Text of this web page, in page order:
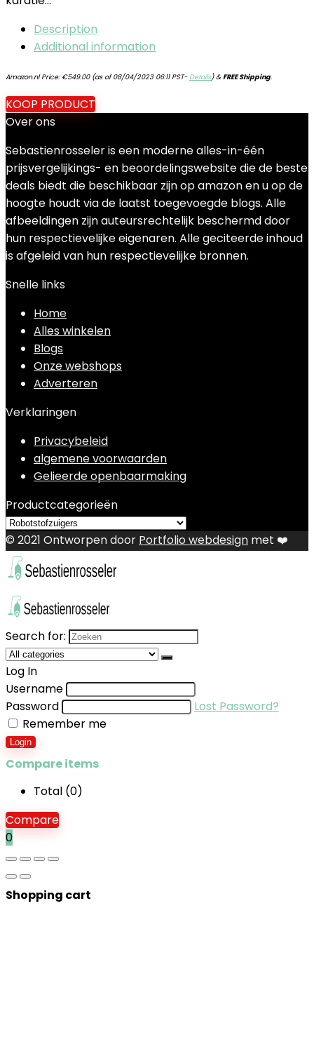
Description
Additional information
Amazon.nl Price: €549.00(as of 08/04/2023 06:11 PST- Details)&FREE Shipping.
KOOP PRODUCT
Over ons
Sebastienrosseler is een moderne alles-in-één
prijsvergelijkings- en beoordelingswebsite die de beste
deals biedt die beschikbaar zijn op amazon en u op de
hoogte houdt via de laatst toegevoegde blogs. Alle
afbeeldingen zijn auteursrechtelijk beschermd door
hun respectievelijke eigenaren. Alle geciteerde inhoud
is afgeleid van hun respectievelijke bronnen.
Snelle links
Home
Alles winkelen
Blogs
Onze webshops
Adverteren
Verklaringen
Privacybeleid
algemene voorwaarden
Gelieerde openbaarmaking
Productcategorieën
© 2021 Ontworpen door Portfolio webdesign met ❤️
Search for:
Log In
Username
Password
Lost Password?
Remember me
Login
Compare items
Total (0)
Compare
0
Shopping cart